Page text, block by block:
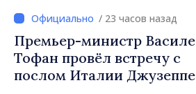
посол Турции Уйгар
Мустафа Сертел/ 23 часов назад
Премьер-министр Василе
Тофан провёл встречу с
послом Италии Джузеппе